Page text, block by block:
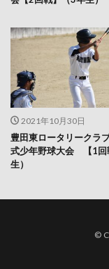
2021年10月30日
豊田東ロータリークラ
式少年野球大会 【1回
生）
©